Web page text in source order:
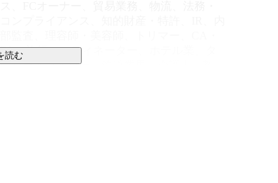
FA、旅行コーティネーター、ホテル業、タ
クシードライバー、鉄道業界、介護士、教
読む